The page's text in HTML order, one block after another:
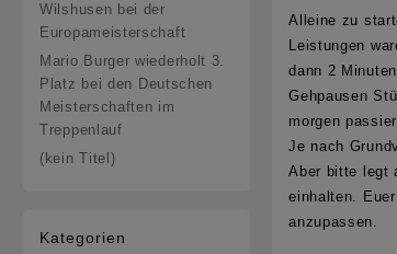
Wilshusen bei der
Europameisterschaft
Mario Burger wiederholt 3.
Platz bei den Deutschen
Meisterschaften im
Treppenlauf
(kein Titel)
Kategorien
Alleine zu
Leistungen
dann 2
Gehpausen
morgen
Je nach
Aber bitte legt
einhalten.
anzupassen.